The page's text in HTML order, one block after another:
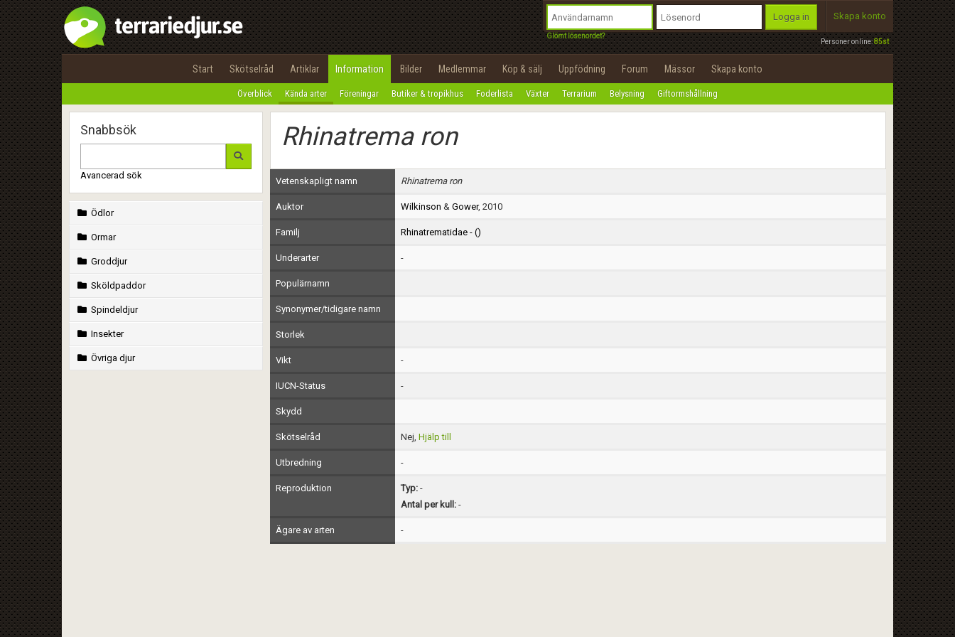
Personer online:85st
Logga in
Glömt lösenordet?
Skapa konto
Start Skötselråd Artiklar Information Bilder Medlemmar Köp & sälj Uppfödning Forum Mässor Skapa konto
Överblick Kända arter Föreningar Butiker & tropikhus Foderlista Växter Terrarium Belysning Giftormshållning
Snabbsök
Avancerad sök
Ödlor
Ormar
Groddjur
Sköldpaddor
Spindeldjur
Insekter
Övriga djur
Rhinatrema ron
Vetenskapligt namn Rhinatrema ron
Auktor Wilkinson & Gower, 2010
Familj Rhinatrematidae - ()
Underarter -
Populärnamn
Synonymer/tidigare namn
Storlek
Vikt -
IUCN-Status -
Skydd
Skötselråd Nej, Hjälp till
Utbredning -
Reproduktion Typ:-
Antal per kull:-
Ägare av arten -
Utför
100%
OK
integritetspolicy
Namn:
Epost:
Användarnamn:
Lösenord:
Privacy Policy
Terms of Service
Begär nytt lösenord
Tillbaka till förstasidan